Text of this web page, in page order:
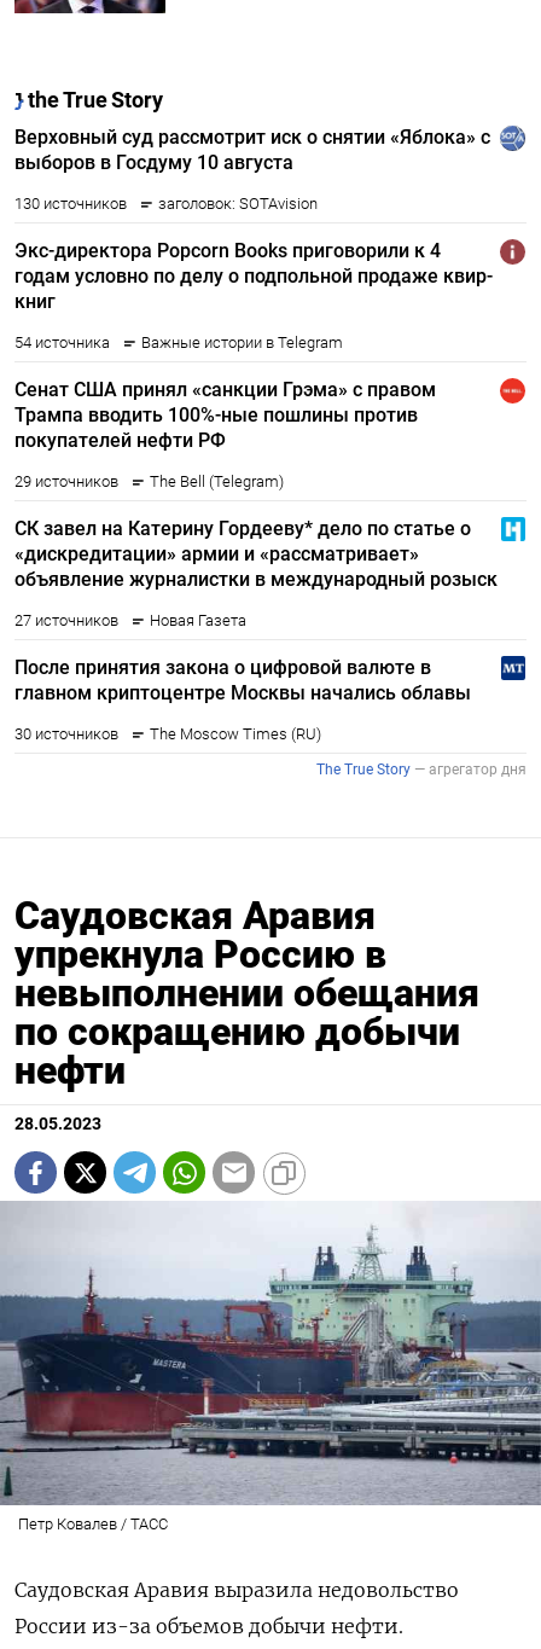
Саудовская Аравия
упрекнула Россию в
невыполнении обещания
по сокращению добычи
нефти
28.05.2023
Петр Ковалев / ТАСС
Саудовская Аравия выразила недовольство
России из-за объемов добычи нефти.